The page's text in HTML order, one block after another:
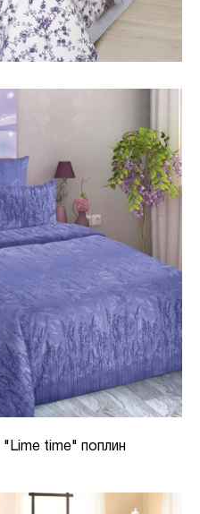
"Lime time" поплин